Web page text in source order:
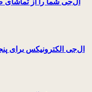
ال‌جی الکترونیکس برای